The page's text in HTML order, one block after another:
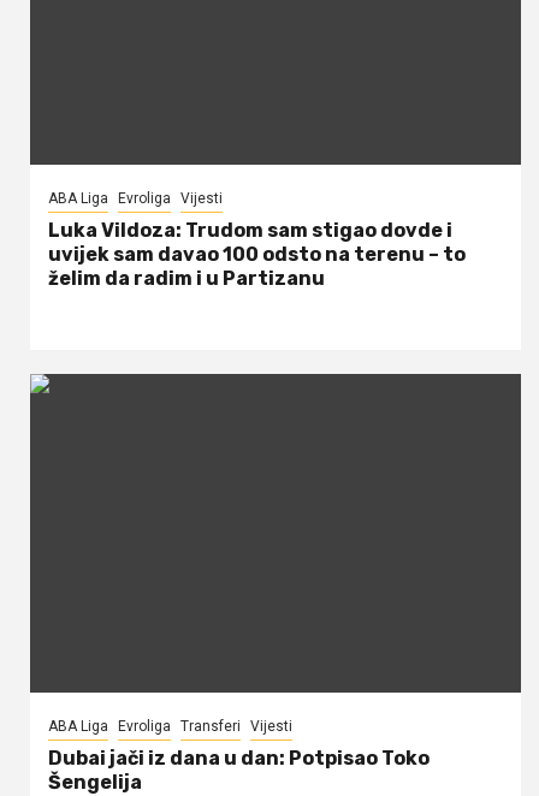
ABA Liga Evroliga Vijesti
Luka Vildoza: Trudom sam stigao dovde i
uvijek sam davao 100 odsto na terenu – to
želim da radim i u Partizanu
ABA Liga Evroliga Transferi Vijesti
Dubai jači iz dana u dan: Potpisao Toko
Šengelija